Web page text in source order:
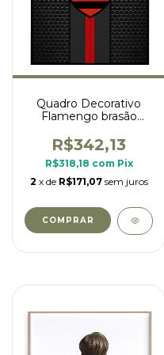
Quadro Decorativo
Flamengo brasão
R$342,13
R$318,18 com Pix
2 x de R$171,07 sem juros
COMPRAR